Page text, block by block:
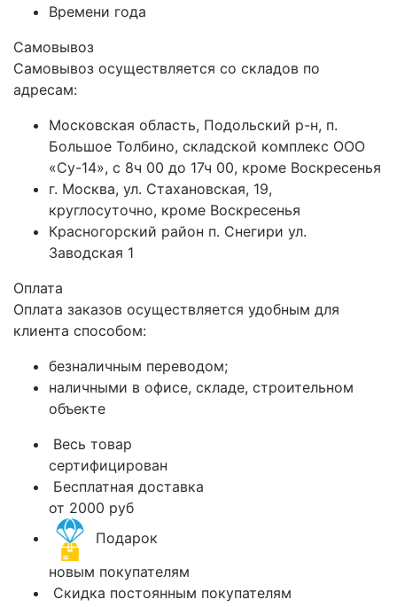
Времени года
Самовывоз
Самовывоз осуществляется со складов по
адресам:
Московская область, Подольский р-н, п.
Большое Толбино, складской комплекс ООО
«Су-14», с 8ч 00 до 17ч 00, кроме Воскресенья
г. Москва, ул. Стахановская, 19,
круглосуточно, кроме Воскресенья
Красногорский район п. Снегири ул.
Заводская 1
Оплата
Оплата заказов осуществляется удобным для
клиента способом:
безналичным переводом;
наличными в офисе, складе, строительном
объекте
Весь товар
сертифицирован
Бесплатная доставка
от 2000 руб
Подарок
новым покупателям
Скидка постоянным покупателям